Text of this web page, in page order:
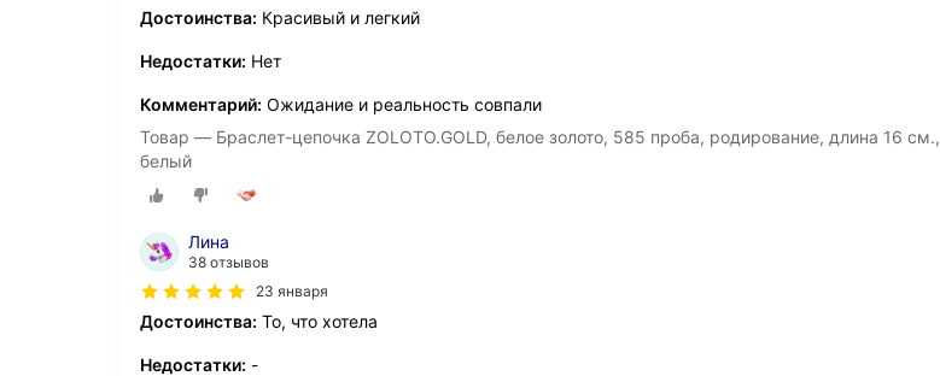
Достоинства: Красивый и легкий
Недостатки: Нет
Комментарий: Ожидание и реальность совпали
Товар — Браслет-цепочка ZOLOTO.GOLD, белое золото, 585 проба, родирование, длина 16 см.,
белый
Лина
38 отзывов
23 января
Достоинства: То, что хотела
Недостатки: -